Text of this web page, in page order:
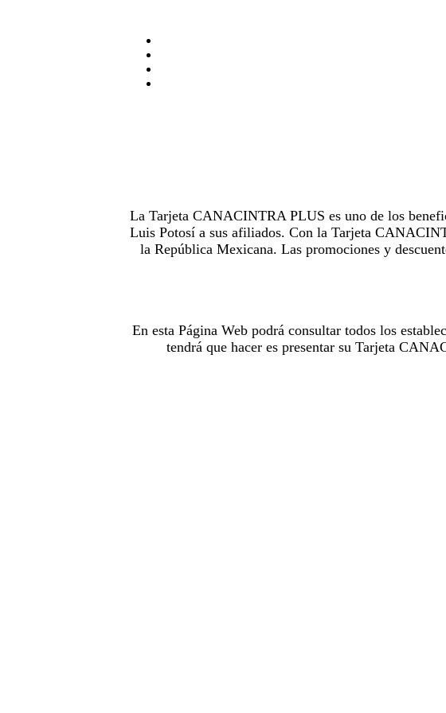
La Tarjeta CANACINTRA PLUS es uno de los
Luis Potosí a sus afiliados. Con la Tarjeta
la República Mexicana. Las promociones y
En esta Página Web podrá consultar todos los
tendrá que hacer es presentar su Tarjeta